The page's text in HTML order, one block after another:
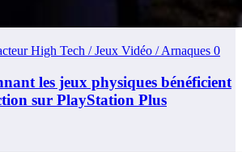
High Tech / Jeux Vidéo / Arnaques 0
les jeux physiques bénéficient
sur PlayStation Plus